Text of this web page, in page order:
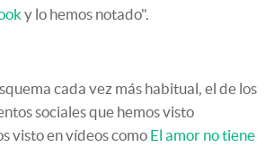
y lo hemos notado".
cada vez más habitual, el de los
sociales que hemos visto
visto en vídeos como El amor no tiene